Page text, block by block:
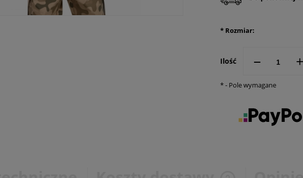
*Rozmiar:
Ilość --
*- Pole wymagane